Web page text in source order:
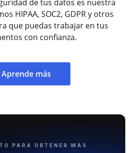
de tus datos es nuestra
HIPAA, SOC2, GDPR y otros
que puedas trabajar en tus
con confianza.
Aprende más
PARA OBTENER MÁS